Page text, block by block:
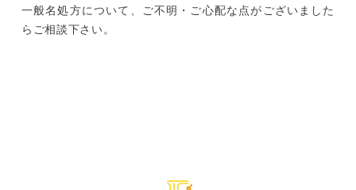
一般名処方について、ご不明・ご心配な点がございました
らご相談下さい。